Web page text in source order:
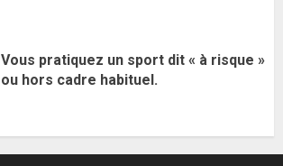
Vous pratiquez un sport dit « à risque »
ou hors cadre habituel.